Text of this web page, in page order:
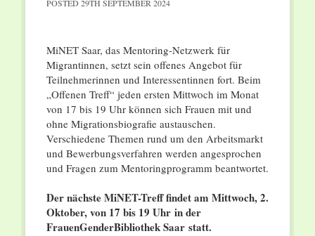
POSTED 29TH SEPTEMBER 2024
MiNET Saar, das Mentoring-Netzwerk für
Migrantinnen, setzt sein offenes Angebot für
Teilnehmerinnen und Interessentinnen fort. Beim
„Offenen Treff“ jeden ersten Mittwoch im Monat
von 17 bis 19 Uhr können sich Frauen mit und
ohne Migrationsbiografie austauschen.
Verschiedene Themen rund um den Arbeitsmarkt
und Bewerbungsverfahren werden angesprochen
und Fragen zum Mentoringprogramm beantwortet.
Der nächste MiNET-Treff findet am Mittwoch, 2.
Oktober, von 17 bis 19 Uhr in der
FrauenGenderBibliothek Saar statt.